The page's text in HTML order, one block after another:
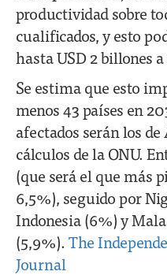
productividad sobre
cualificados, y esto
hasta USD 2 billones
Se estima que esto
menos 43 países en
afectados serán los
cálculos de la ONU.
(que será el que más
6,5%), seguido por
Indonesia (6%) y
(5,9%). The
Journal